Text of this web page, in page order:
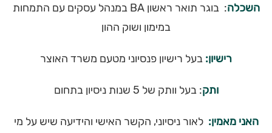
השכלה
: בוגר תואר ראשון BA במנהל עסקים עם התמחות
במימון ושוק ההון
רישיון: בעל רישיון פנסיוני מטעם משרד האוצר
ותק: בעל וותק של 5 שנות ניסיון בתחום
האני מאמין: לאור ניסיוני, הקשר האישי והידיעה שיש על מי